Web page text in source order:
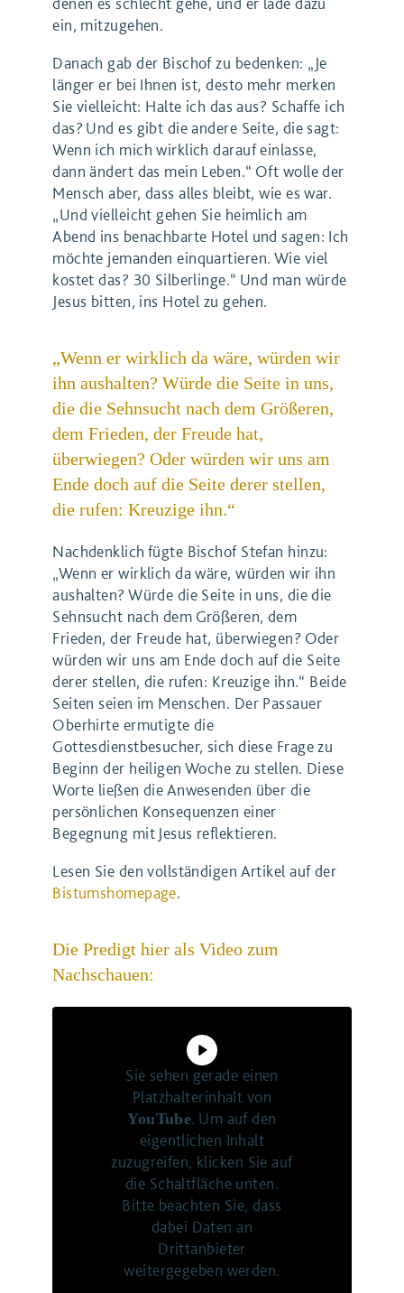
ein, mitzugehen.
Danach gab der Bischof zu bedenken: „Je
länger er bei Ihnen ist, desto mehr merken
Sie vielleicht: Halte ich das aus? Schaffe ich
das? Und es gibt die andere Seite, die sagt:
Wenn ich mich wirklich darauf einlasse,
dann ändert das mein Leben.“ Oft wolle der
Mensch aber, dass alles bleibt, wie es war.
„Und vielleicht gehen Sie heimlich am
Abend ins benachbarte Hotel und sagen: Ich
möchte jemanden einquartieren. Wie viel
kostet das? 30 Silberlinge.“ Und man würde
Jesus bitten, ins Hotel zu gehen.
„Wenn er wirklich da wäre, würden wir
ihn aushalten? Würde die Seite in uns,
die die Sehnsucht nach dem Größeren,
dem Frieden, der Freude hat,
überwiegen? Oder würden wir uns am
Ende doch auf die Seite derer stellen,
die rufen: Kreuzige ihn.“
Nachdenklich fügte Bischof Stefan hinzu:
„Wenn er wirklich da wäre, würden wir ihn
aushalten? Würde die Seite in uns, die die
Sehnsucht nach dem Größeren, dem
Frieden, der Freude hat, überwiegen? Oder
würden wir uns am Ende doch auf die Seite
derer stellen, die rufen: Kreuzige ihn.“ Beide
Seiten seien im Menschen. Der Passauer
Oberhirte ermutigte die
Gottesdienstbesucher, sich diese Frage zu
Beginn der heiligen Woche zu stellen. Diese
Worte ließen die Anwesenden über die
persönlichen Konsequenzen einer
Begegnung mit Jesus reflektieren.
Lesen Sie den vollständigen Artikel auf der
Bistumshomepage.
Die Predigt hier als Video zum
Nachschauen:
Sie sehen gerade einen
Platzhalterinhalt von
YouTube. Um auf den
eigentlichen Inhalt
zuzugreifen, klicken Sie auf
die Schaltfläche unten.
Bitte beachten Sie, dass
dabei Daten an
Drittanbieter
weitergegeben werden.